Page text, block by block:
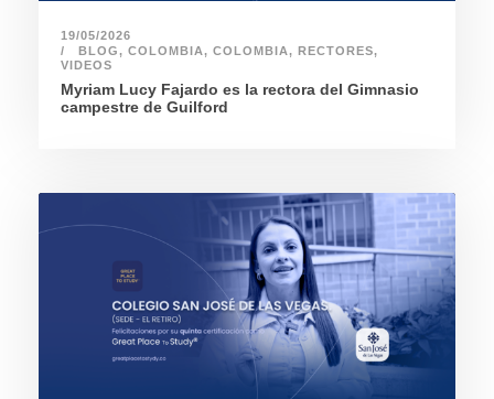
19/05/2026
BLOG, COLOMBIA, COLOMBIA, RECTORES,
VIDEOS
Myriam Lucy Fajardo es la rectora del Gimnasio
campestre de Guilford